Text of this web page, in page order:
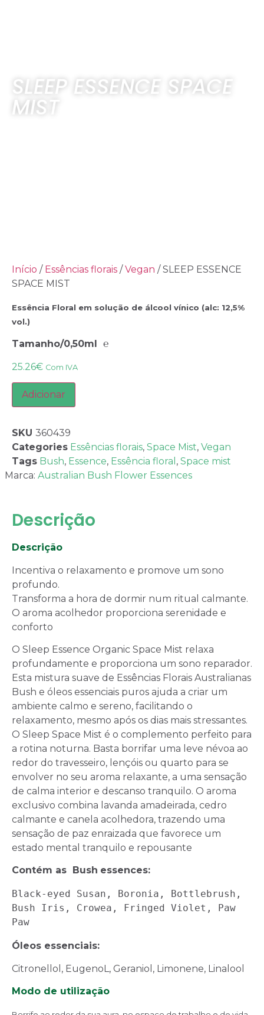
SLEEP ESSENCE SPACE
MIST
Início / Essências florais /Vegan / SLEEP ESSENCE
SPACE MIST
Essência Floral em solução de álcool vínico (alc: 12,5%
vol.)
Tamanho/0,50ml ℮
25.26€ Com IVA
Adicionar
SKU 360439
Categories Essências florais, Space Mist, Vegan
Tags Bush, Essence, Essência floral , Space mist
Marca: Australian Bush Flower Essences
Descrição
Descrição
Incentiva o relaxamento e promove um sono
profundo.
Transforma a hora de dormir num ritual calmante.
O aroma acolhedor proporciona serenidade e
conforto
O Sleep Essence Organic Space Mist relaxa
profundamente e proporciona um sono reparador.
Esta mistura suave de Essências Florais Australianas
Bush e óleos essenciais puros ajuda a criar um
ambiente calmo e sereno, facilitando o
relaxamento, mesmo após os dias mais stressantes.
O Sleep Space Mist é o complemento perfeito para
a rotina noturna. Basta borrifar uma leve névoa ao
redor do travesseiro, lençóis ou quarto para se
envolver no seu aroma relaxante, a uma sensação
de calma interior e descanso tranquilo. O aroma
exclusivo combina lavanda amadeirada, cedro
calmante e canela acolhedora, trazendo uma
sensação de paz enraizada que favorece um
estado mental tranquilo e repousante
Contém as Bush essences:
Black- eyed Susan, Boronia, Bottlebrush,
Bush Iris, Crowea, Fringed Violet, Paw
Paw
Óleos essenciais:
Citronellol, EugenoL, Geraniol, Limonene, Linalool
Modo de utilização